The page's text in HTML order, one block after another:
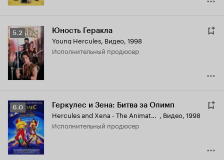
Рейтинг
Кинопоиска
5.2
5.2 Юность Геракла
Young Hercules, Видео, 1998
исполнительный продюсер
Рейтинг
Кинопоиска
6.0
6.0 Геркулес и Зена: Битва за Олимп
Hercules and Xena - The Animated Movie: The Battle for Mount Olympus , Видео, 1998
исполнительный продюсер